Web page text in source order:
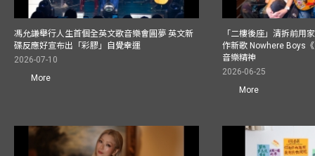
馮允謙舉行人生首個全英文歌音樂會圓夢 英文新
碟反應好宣布出「彩膠」自覺幸運
2026-07-10
More
「二樓後座」清拆前用
作新歌 Nowhere Boys
音樂精神
2026-06-25
More